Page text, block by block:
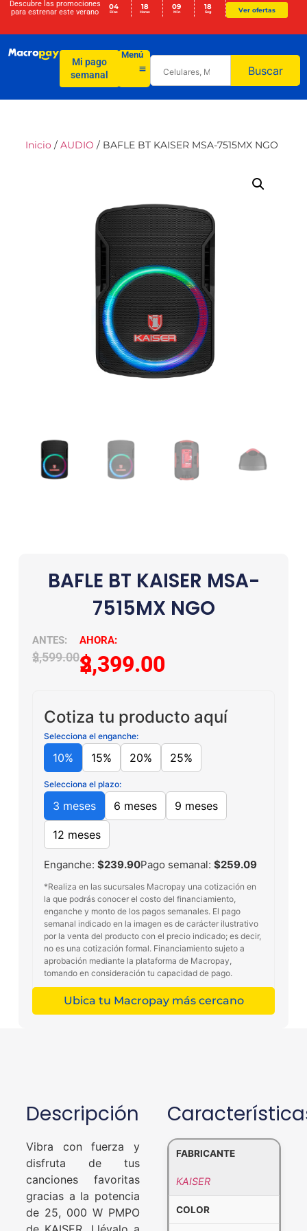
Descubre las promociones
para estrenar este verano
04
Días
18
Horas
09
Min
18
Seg Ver ofertas
Mi pago
semanal
Menú
Buscar
Inicio / AUDIO / BAFLE BT KAISER MSA-7515MX NGO
BAFLE BT KAISER MSA-
7515MX NGO
$
2,599.00$
2,399.00
Cotiza tu producto aquí
Selecciona el enganche:
10% 15% 20% 25%
Selecciona el plazo:
3 meses 6 meses 9 meses
12 meses
Enganche: $239.90Pago semanal: $259.09
*Realiza en las sucursales Macropay una cotización en
la que podrás conocer el costo del financiamiento,
enganche y monto de los pagos semanales. El pago
semanal indicado en la imagen es de carácter ilustrativo
por la venta del producto con el precio indicado; es decir,
no es una cotización formal. Financiamiento sujeto a
aprobación mediante la plataforma de Macropay,
tomando en consideración tu capacidad de pago.
Ubica tu Macropay más cercano
Descripción
Vibra con fuerza y
disfruta de tus
canciones favoritas
gracias a la potencia
de 25, 000 W PMPO
FABRICANTE
KAISER
COLOR